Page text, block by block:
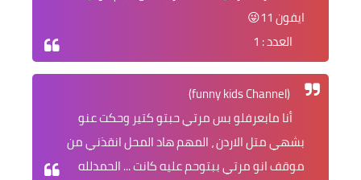
ايفون 11😜
العدد : 1
(funny kids Channel)
أنا مابعرفلو بس مرتي حبتو كتير وحكت عنو
بشهي متل الاردن ، المهم هاد المحل انقذني من
موقف انو مرتي ببتوحم عليه كانت ... الحمدلله